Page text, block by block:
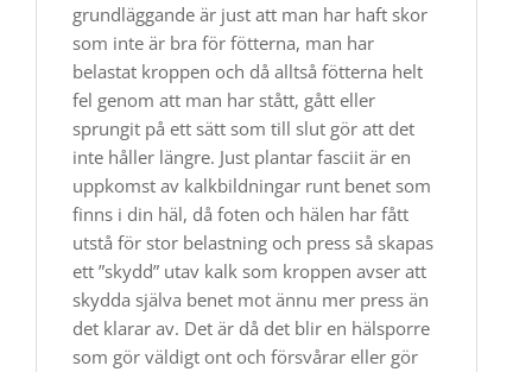
grundläggande är just att man har haft skor
som inte är bra för fötterna, man har
belastat kroppen och då alltså fötterna helt
fel genom att man har stått, gått eller
sprungit på ett sätt som till slut gör att det
inte håller längre. Just plantar fasciit är en
uppkomst av kalkbildningar runt benet som
finns i din häl, då foten och hälen har fått
utstå för stor belastning och press så skapas
ett ”skydd” utav kalk som kroppen avser att
skydda själva benet mot ännu mer press än
det klarar av. Det är då det blir en hälsporre
som gör väldigt ont och försvårar eller gör